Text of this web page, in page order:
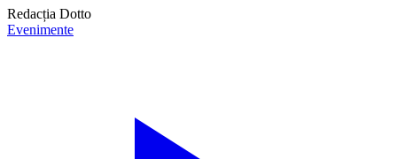
Redacția Dotto
Evenimente